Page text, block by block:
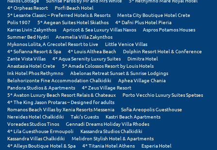
Παραλία Κατερίνης
Παραλία Λιτοχώρου
Παράλιο Άστρος
Πάργα
Παρνασσός
Πάρος
Πάτμος
Πάτρα
4* Orpheas Resort
Porfi Beach Hotel
5* Lesante Classic – Preferred Hotels & Resorts
Menta City Boutique Hotel Crete
Polis 1907
5* Aegean Suites Hotel Skiathos
4* Dafni Plus Hotel Pieria
Karras Livin Zakynthos
Apricot & Sea Luxury Villas Naxos
Aspros Potamos Houses
Summer Bed Nydri
Anemelia Villa Zakynthos
Mykonos Lolita, A Grecotel Resort to Live
Little Venice Villas
4* Sofianna Resort & Spa
4* Louis Althea Beach
Dolphin Resort Hotel & Conference
Zante Vista Villas
4* Aqua Serenity Luxury Suites
Dimitra Hotel
Anastasia Hotel Crete
5* Amada Colossos Resort by Louis Hotels
Ink Hotel Phos Rethymno
Abelonas Retreat Sunset & Sunrise Lodgings
Belohorizonte Fine Accommodation Chalkidiki
Aphea Village Chania
Pandora Studios & Apartments
4* Zeus Village Resort
5* Avaton Luxury Beach Resort Relais & Chateaux
Porto Vecchio Luxury Suites Spetses
4* The King Jason Protaras – Designed for adults
Romanos Beach Villas by Xenia Resorts Messenia
Sofia Areopolis Guesthouse
Nereides Hotel Chalkidiki
Taki's Guests
Kastri Beach Apartments
Voreades Studios Tinos
Gennadi Dreams Holiday Villa Rhodes
4* Lila Guesthouse Ermoupoli
Kassandra Studios Chalkidiki
Kassandra Villas Chalkidiki
Melidron Stylish Hotel & Apartments
4* Alleys Boutique Hotel & Spa
4* Titania Hotel Athens Esperia Hotel